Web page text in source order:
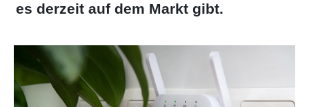
es derzeit auf dem Markt gibt.